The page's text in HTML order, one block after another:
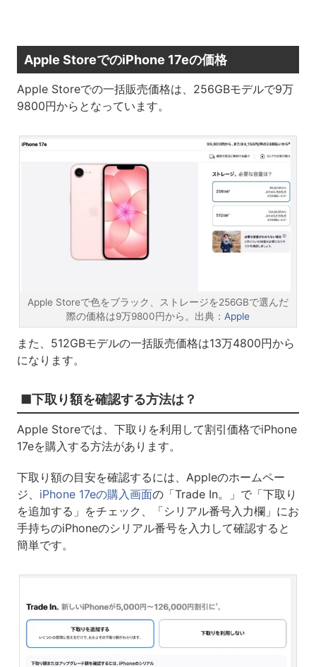
Apple StoreでのiPhone 17eの価格
Apple Storeでの一括販売価格は、256GBモデルで9万
9800円からとなっています。
Apple Storeで色をブラック、ストレージを256GBで選んだ
際の価格は9万9800円から。出典： Apple
また、512GBモデルの一括販売価格は13万4800円から
になります。
■下取り額を確認する方法は？
Apple Storeでは、下取りを利用して割引価格でiPhone
17eを購入する方法があります。
下取り額の目安を確認するには、Appleのホームペー
ジ、 iPhone 17eの購入画面の「Trade In。」で「下取り
を追加する」をチェック、「シリアル番号入力欄」にお
手持ちのiPhoneのシリアル番号を入力して確認すると
簡単です。